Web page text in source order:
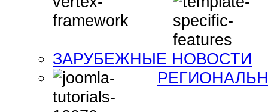
ЗАРУБЕЖНЫЕ НОВОСТИ